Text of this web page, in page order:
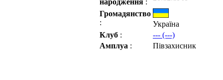
Громадянство
:
Україна
Клуб :
--- (---)
Амплуа : Півзахисник